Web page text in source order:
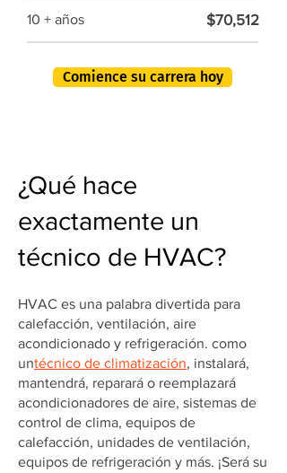
10 + años $70,512
Comience su carrera hoy
¿Qué hace
exactamente un
técnico de HVAC?
HVAC es una palabra divertida para
calefacción, ventilación, aire
acondicionado y refrigeración. como
untécnico de climatización, instalará,
mantendrá, reparará o reemplazará
acondicionadores de aire, sistemas de
control de clima, equipos de
calefacción, unidades de ventilación,
equipos de refrigeración y más. ¡Será su